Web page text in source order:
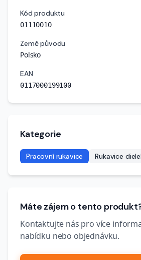
Kód produktu
01110010
Země původu
Polsko
EAN
0117000199100
Kategorie
Pracovní rukavice Rukavice
Máte zájem o tento
Kontaktujte nás pro více
nabídku nebo objednávku.